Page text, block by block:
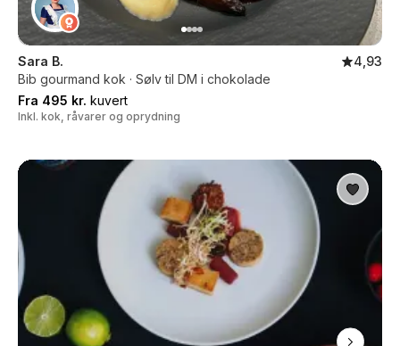
Sara B.
4,93
Bib gourmand kok · Sølv til DM i chokolade
Fra 495 kr. kuvert
Inkl. kok, råvarer og oprydning